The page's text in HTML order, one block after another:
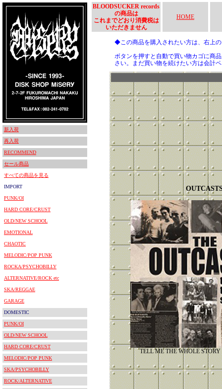
新入荷
再入荷
RECOMMEND
セール商品
すべての商品を見る
IMPORT
PUNK/OI
HARD CORE/CRUST
OLD/NEW SCHOOL
EMOTIONAL
CHAOTIC
MELODIC/POP PUNK
ROCKA/PSYCHOBILLY
ALTERNATIVE/ROCK etc
SKA/REGGAE
GARAGE
DOMESTIC
PUNK/OI
OLD/NEW SCHOOL
HARD CORE/CRUST
MELODIC/POP PUNK
SKA/PSYCHOBILLY
ROCK/ALTERNATIVE
BLOODSUCKER records
の商品は
これまでどおり消費税は
いただきません
HOME
◆この商品を購入されたい方は、右上
ボタンを押すと自動で買い物カゴに商
さい。まだ買い物を続けたい方は会計
TELL ME THE WHOLE